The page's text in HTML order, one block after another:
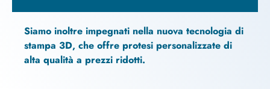
Siamo inoltre impegnati nella nuova tecnologia di
stampa 3D, che offre protesi personalizzate di
alta qualità a prezzi ridotti.